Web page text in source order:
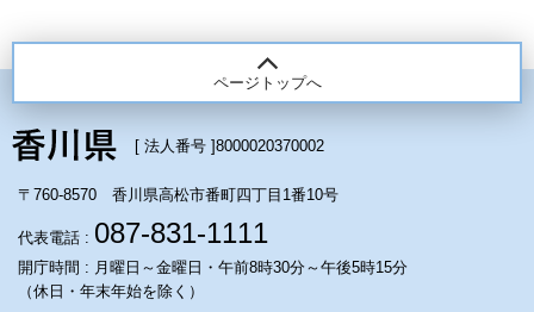
ページトップへ
[ 法人番号 ]8000020370002
〒760-8570 香川県高松市番町四丁目1番10号
代表電話 : 087-831-1111
開庁時間 : 月曜日～金曜日・午前8時30分～午後5時15分
（休日・年末年始を除く）